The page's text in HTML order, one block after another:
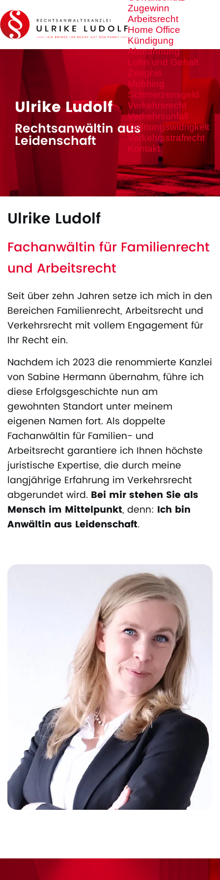
Zugewinn
Arbeitsrecht
Home Office
Kündigung
Abmahnung
Lohn und Gehalt
Zeugnis
Mobbing
Schmerzensgeld
Verkehrsrecht
Verkehrsunfall
Ordnungswidrigkeit
Verkehrsstrafrecht
Kontakt
Ulrike Ludolf
Rechtsanwältin aus
Leidenschaft
Ulrike Ludolf
Fachanwältin für Familienrecht
und Arbeitsrecht
Seit über zehn Jahren setze ich mich in den
Bereichen Familienrecht, Arbeitsrecht und
Verkehrsrecht mit vollem Engagement für
Ihr Recht ein.
Nachdem ich 2023 die renommierte Kanzlei
von Sabine Hermann übernahm, führe ich
diese Erfolgsgeschichte nun am
gewohnten Standort unter meinem
eigenen Namen fort. Als doppelte
Fachanwältin für Familien- und
Arbeitsrecht garantiere ich Ihnen höchste
juristische Expertise, die durch meine
langjährige Erfahrung im Verkehrsrecht
abgerundet wird. Bei mir stehen Sie als
Mensch im Mittelpunkt, denn: Ich bin
Anwältin aus Leidenschaft.